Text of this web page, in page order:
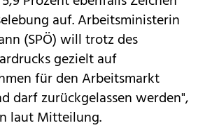
auf. Arbeitsministerin
(SPÖ) will trotz des
gezielt auf
​für den Arbeitsmarkt
darf zurückgelassen werden",
laut Mitteilung.